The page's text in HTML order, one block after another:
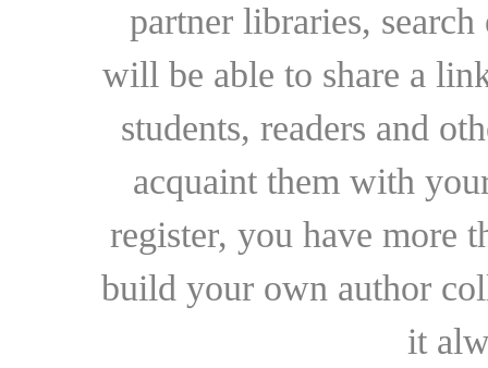
partner libraries,
will be able to share a
students, readers and
acquaint them with
register, you have more
build your own author
it